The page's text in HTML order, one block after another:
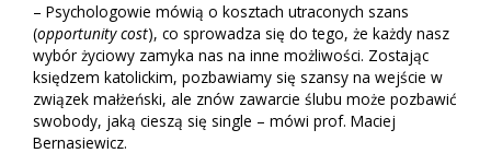
– Psychologowie mówią o kosztach utraconych szans
(opportunity cost), co sprowadza się do tego, że każdy nasz
wybór życiowy zamyka nas na inne możliwości. Zostając
księdzem katolickim, pozbawiamy się szansy na wejście w
związek małżeński, ale znów zawarcie ślubu może pozbawić
swobody, jaką cieszą się single – mówi prof. Maciej
Bernasiewicz.